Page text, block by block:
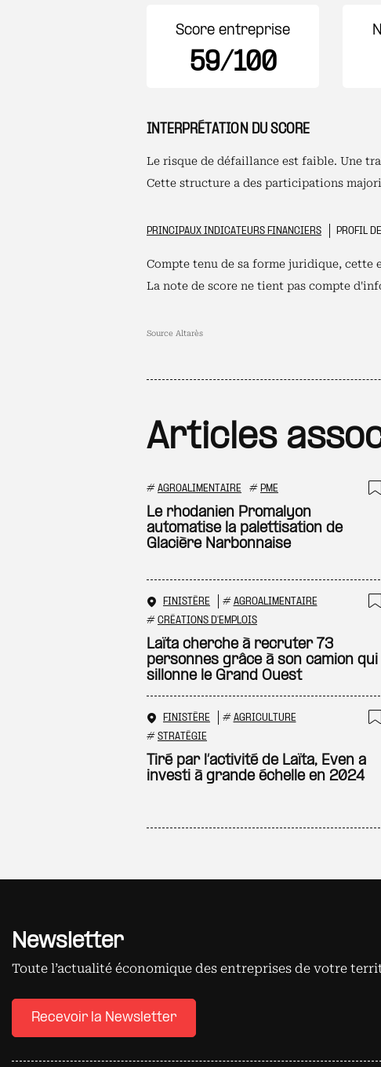
Score entreprise
59/100
INTERPRÉTATION DU SCORE
Le risque de défaillance est faible. Une
Cette structure a des participations
PRINCIPAUX INDICATEURS FINANCIERS PROFIL
Compte tenu de sa forme juridique, cette
La note de score ne tient pas compte
Source Altarès
Articles
# AGROALIMENTAIRE # PME
Le rhodanien Promalyon
automatise la palettisation de
Glacière Narbonnaise
FINISTÈRE # AGROALIMENTAIRE
# CRÉATIONS D'EMPLOIS
Laïta cherche à recruter 73
personnes grâce à son camion qui
sillonne le Grand Ouest
FINISTÈRE # AGRICULTURE
# STRATÉGIE
Tiré par l’activité de Laïta, Even a
investi à grande échelle en 2024
Newsletter
Toute l’actualité économique des entreprises de votre
Recevoir la Newsletter